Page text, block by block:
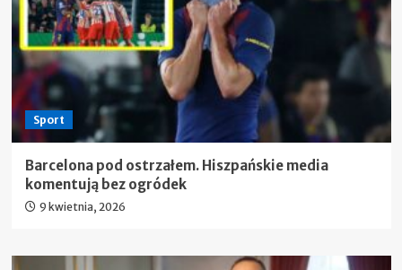
Sport
Barcelona pod ostrzałem. Hiszpańskie media
komentują bez ogródek
9 kwietnia, 2026